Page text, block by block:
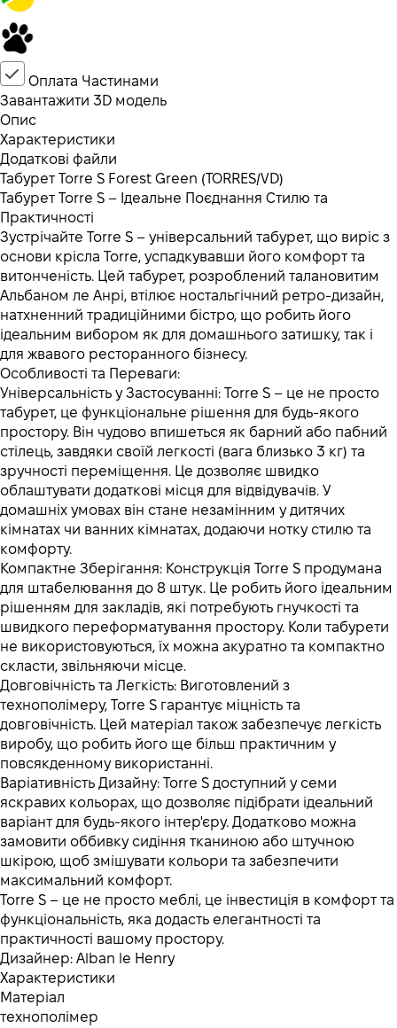
Оплата Частинами
Завантажити 3D модель
Опис
Характеристики
Додаткові файли
Табурет Torre S Forest Green (TORRES/VD)
Табурет Torre S – Ідеальне Поєднання Стилю та
Практичності
Зустрічайте Torre S – універсальний табурет, що виріс з
основи крісла Torre, успадкувавши його комфорт та
витонченість. Цей табурет, розроблений талановитим
Альбаном ле Анрі, втілює ностальгічний ретро-дизайн,
натхненний традиційними бістро, що робить його
ідеальним вибором як для домашнього затишку, так і
для жвавого ресторанного бізнесу.
Особливості та Переваги:
Універсальність у Застосуванні: Torre S – це не просто
табурет, це функціональне рішення для будь-якого
простору. Він чудово впишеться як барний або пабний
стілець, завдяки своїй легкості (вага близько 3 кг) та
зручності переміщення. Це дозволяє швидко
облаштувати додаткові місця для відвідувачів. У
домашніх умовах він стане незамінним у дитячих
кімнатах чи ванних кімнатах, додаючи нотку стилю та
комфорту.
Компактне Зберігання: Конструкція Torre S продумана
для штабелювання до 8 штук. Це робить його ідеальним
рішенням для закладів, які потребують гнучкості та
швидкого переформатування простору. Коли табурети
не використовуються, їх можна акуратно та компактно
скласти, звільняючи місце.
Довговічність та Легкість: Виготовлений з
технополімеру, Torre S гарантує міцність та
довговічність. Цей матеріал також забезпечує легкість
виробу, що робить його ще більш практичним у
повсякденному використанні.
Варіативність Дизайну: Torre S доступний у семи
яскравих кольорах, що дозволяє підібрати ідеальний
варіант для будь-якого інтер'єру. Додатково можна
замовити оббивку сидіння тканиною або штучною
шкірою, щоб змішувати кольори та забезпечити
максимальний комфорт.
Torre S – це не просто меблі, це інвестиція в комфорт та
функціональність, яка додасть елегантності та
практичності вашому простору.
Дизайнер: Alban le Henry
Характеристики
Матеріал
технополімер